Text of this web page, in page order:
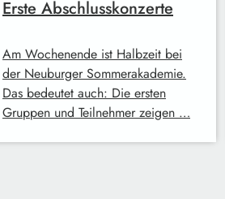
Erste Abschlusskonzerte
Am Wochenende ist Halbzeit bei
der Neuburger Sommerakademie.
Das bedeutet auch: Die ersten
Gruppen und Teilnehmer zeigen …